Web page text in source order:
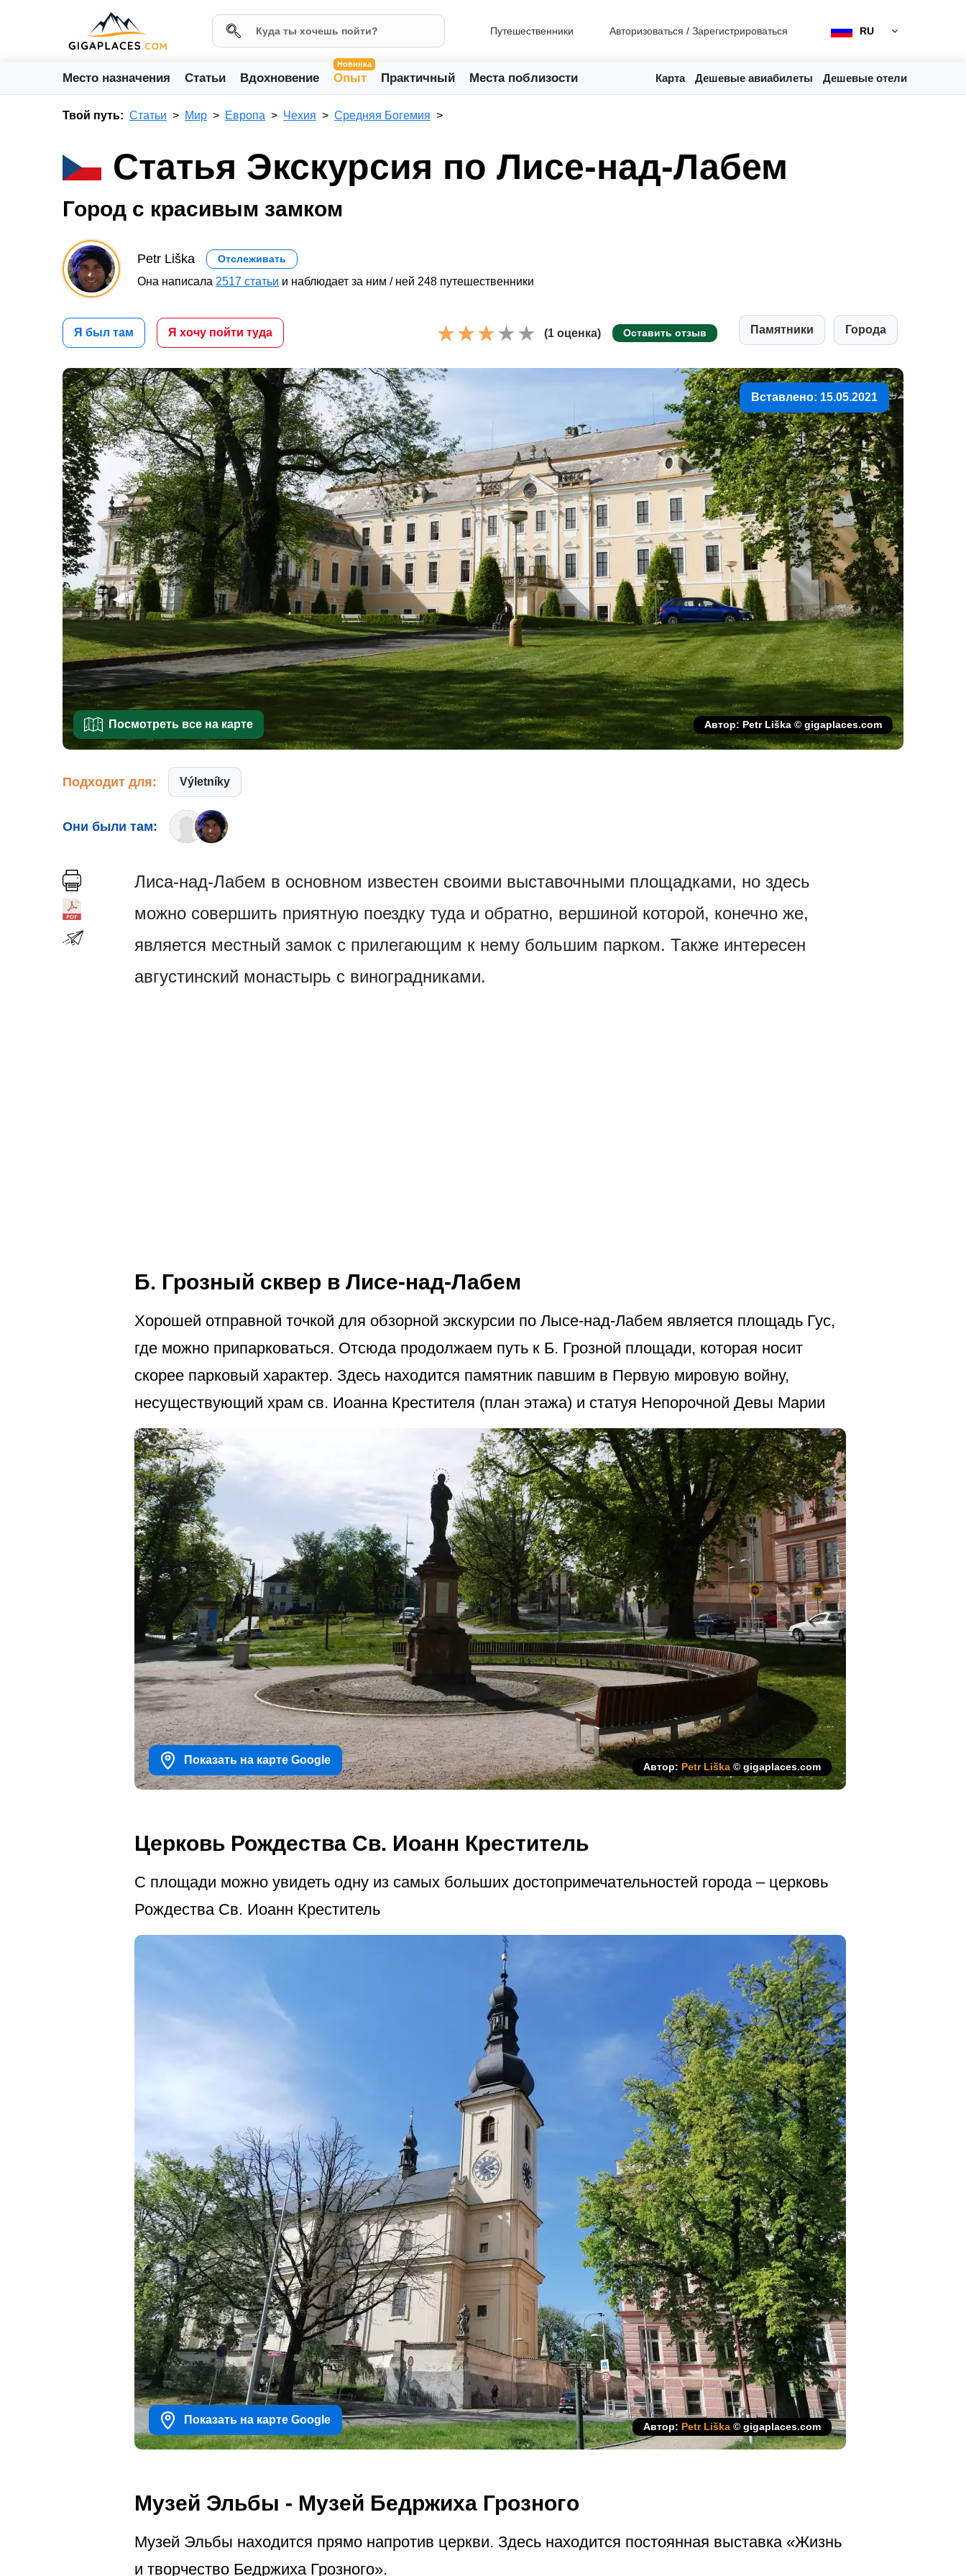
Путешественники Авторизоваться / Зарегистрироваться RU
Место назначения Статьи Вдохновение
Новинка
Опыт Практичный Места поблизости Карта Дешевые авиабилеты Дешевые отели
Твой путь: Статьи Мир Европа Чехия Средняя Богемия
Статья Экскурсия по Лисе-над-Лабем
Город с красивым замком
Petr Liška Отслеживать
Она написала 2517 статьи и наблюдает за ним / ней 248 путешественники
Я был там Я хочу пойти туда (1 оценка) Оставить отзыв Памятники Города
Вставлено: 15.05.2021
Посмотреть все на карте Автор: Petr Liška © gigaplaces.com
Подходит для: Výletníky
Они были там:
Лиса-над-Лабем в основном известен своими выставочными площадками, но здесь
можно совершить приятную поездку туда и обратно, вершиной которой, конечно же,
является местный замок с прилегающим к нему большим парком. Также интересен
августинский монастырь с виноградниками.
Б. Грозный сквер в Лисе-над-Лабем
Хорошей отправной точкой для обзорной экскурсии по Лысе-над-Лабем является площадь Гус,
где можно припарковаться. Отсюда продолжаем путь к Б. Грозной площади, которая носит
скорее парковый характер. Здесь находится памятник павшим в Первую мировую войну,
несуществующий храм св. Иоанна Крестителя (план этажа) и статуя Непорочной Девы Марии
Показать на карте Google
Автор: Petr Liška © gigaplaces.com
Церковь Рождества Св. Иоанн Креститель
С площади можно увидеть одну из самых больших достопримечат­ельностей города – церковь
Рождества Св. Иоанн Креститель
Показать на карте Google
Автор: Petr Liška © gigaplaces.com
Музей Эльбы - Музей Бедржиха Грозного
Музей Эльбы находится прямо напротив церкви. Здесь находится постоянная выставка «Жизнь
и творчество Бедржиха Грозного».